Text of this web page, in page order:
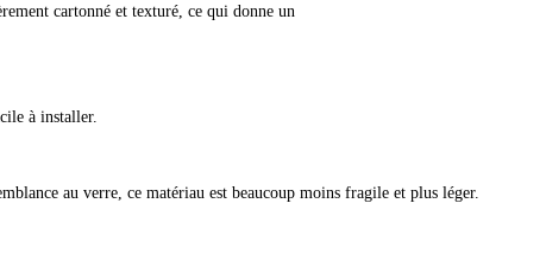
cartonné et texturé, ce qui donne un
à installer.
au verre, ce matériau est beaucoup moins fragile et plus léger.